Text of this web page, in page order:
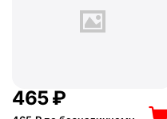
‍465‍₽